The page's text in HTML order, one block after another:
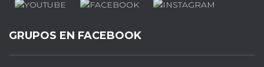
GRUPOS EN FACEBOOK